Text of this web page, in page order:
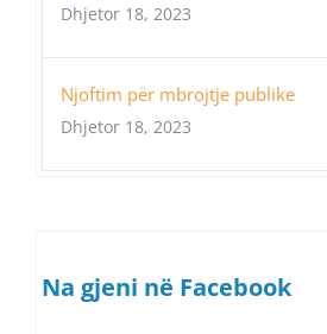
Dhjetor 18, 2023
Njoftim për mbrojtje publike
Dhjetor 18, 2023
Na gjeni në Facebook